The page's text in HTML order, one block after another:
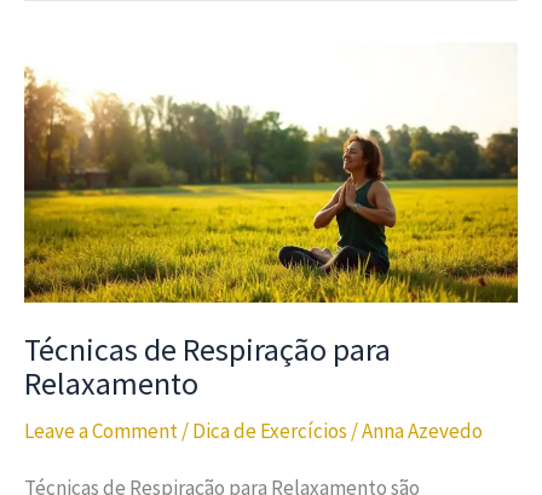
Técnicas de Respiração para
Relaxamento
Leave a Comment/Dica de Exercícios/Anna Azevedo
Técnicas de Respiração para Relaxamento são